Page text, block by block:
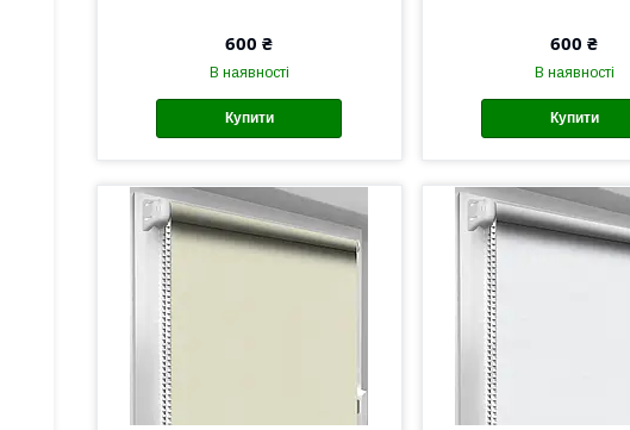
600 ₴
В наявності
Купити
600 ₴
В наявності
Купити